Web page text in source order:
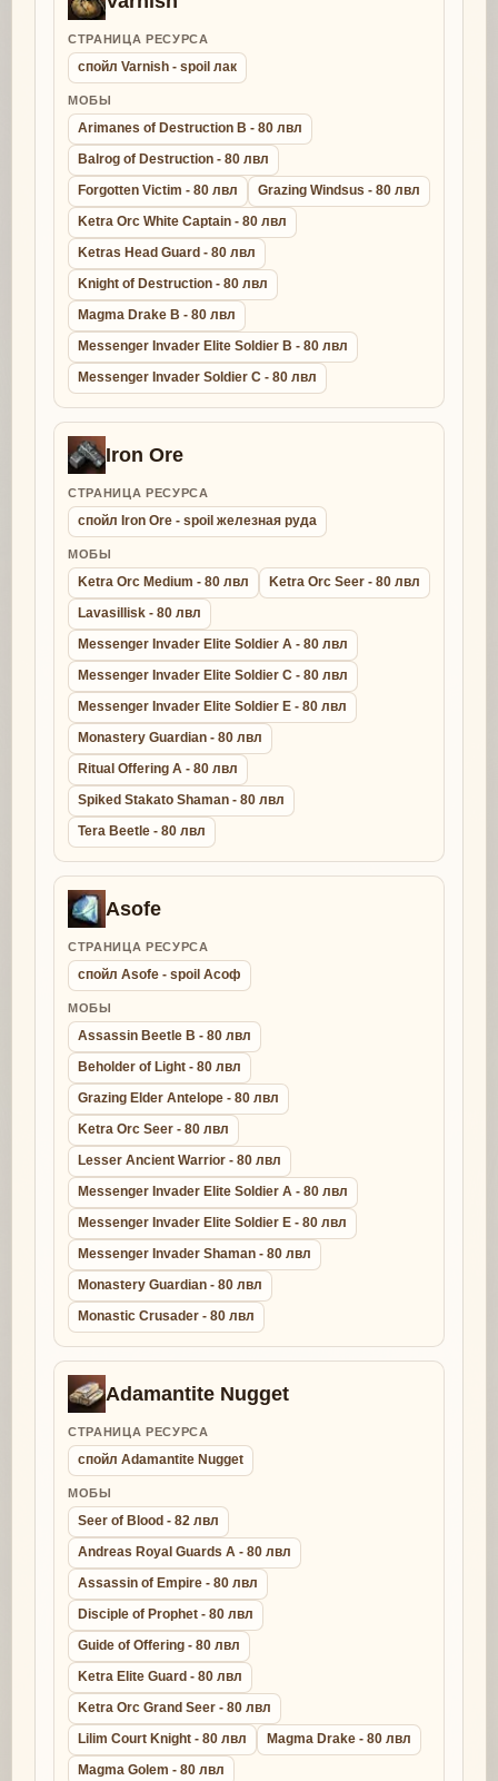
СТРАНИЦА РЕСУРСА
спойл Varnish - spoil лак
МОБЫ
Arimanes of Destruction B - 80 лвл
Balrog of Destruction - 80 лвл
Forgotten Victim - 80 лвл
Grazing Windsus - 80 лвл
Ketra Orc White Captain - 80 лвл
Ketras Head Guard - 80 лвл
Knight of Destruction - 80 лвл
Magma Drake B - 80 лвл
Messenger Invader Elite Soldier B - 80 лвл
Messenger Invader Soldier C - 80 лвл
Iron Ore
СТРАНИЦА РЕСУРСА
спойл Iron Ore - spoil железная руда
МОБЫ
Ketra Orc Medium - 80 лвл
Ketra Orc Seer - 80 лвл
Lavasillisk - 80 лвл
Messenger Invader Elite Soldier A - 80 лвл
Messenger Invader Elite Soldier C - 80 лвл
Messenger Invader Elite Soldier E - 80 лвл
Monastery Guardian - 80 лвл
Ritual Offering A - 80 лвл
Spiked Stakato Shaman - 80 лвл
Tera Beetle - 80 лвл
Asofe
СТРАНИЦА РЕСУРСА
спойл Asofe - spoil Асоф
МОБЫ
Assassin Beetle B - 80 лвл
Beholder of Light - 80 лвл
Grazing Elder Antelope - 80 лвл
Ketra Orc Seer - 80 лвл
Lesser Ancient Warrior - 80 лвл
Messenger Invader Elite Soldier A - 80 лвл
Messenger Invader Elite Soldier E - 80 лвл
Messenger Invader Shaman - 80 лвл
Monastery Guardian - 80 лвл
Monastic Crusader - 80 лвл
Adamantite Nugget
СТРАНИЦА РЕСУРСА
спойл Adamantite Nugget
МОБЫ
Seer of Blood - 82 лвл
Andreas Royal Guards A - 80 лвл
Assassin of Empire - 80 лвл
Disciple of Prophet - 80 лвл
Guide of Offering - 80 лвл
Ketra Elite Guard - 80 лвл
Ketra Orc Grand Seer - 80 лвл
Lilim Court Knight - 80 лвл
Magma Drake - 80 лвл
Magma Golem - 80 лвл